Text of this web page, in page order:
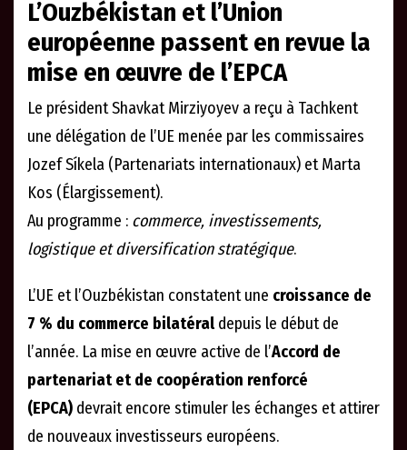
L’Ouzbékistan et l’Union
européenne passent en revue la
mise en œuvre de l’EPCA
Le président Shavkat Mirziyoyev a reçu à Tachkent
une délégation de l’UE menée par les commissaires
Jozef Síkela (Partenariats internationaux) et Marta
Kos (Élargissement).
Au programme : commerce, investissements,
logistique et diversification stratégique.
L’UE et l’Ouzbékistan constatent une croissance de
7 % du commerce bilatéral depuis le début de
l’année. La mise en œuvre active de l’Accord de
partenariat et de coopération renforcé
(EPCA) devrait encore stimuler les échanges et attirer
de nouveaux investisseurs européens.